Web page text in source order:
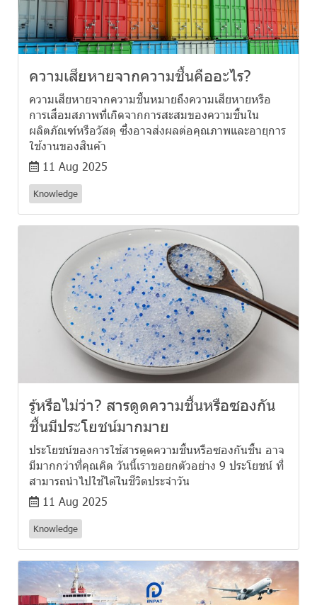
ความเสียหายจากความชื้นคืออะไร?
ความเสียหายจากความชื้นหมายถึงความเสียหายหรือ
การเสื่อมสภาพที่เกิดจากการสะสมของความชื้นใน
ผลิตภัณฑ์หรือวัสดุ ซึ่งอาจส่งผลต่อคุณภาพและอายุการ
ใช้งานของสินค้า
11 Aug 2025
Knowledge
รู้หรือไม่ว่า? สารดูดความชื้นหรือซองกัน
ชื้นมีประโยชน์มากมาย
ประโยชน์ของการใช้สารดูดความชื้นหรือซองกันชื้น อาจ
มีมากกว่าที่คุณคิด วันนี้เราขอยกตัวอย่าง 9 ประโยชน์ ที่
สามารถนำไปใช้ได้ในชีวิตประจำวัน
11 Aug 2025
Knowledge